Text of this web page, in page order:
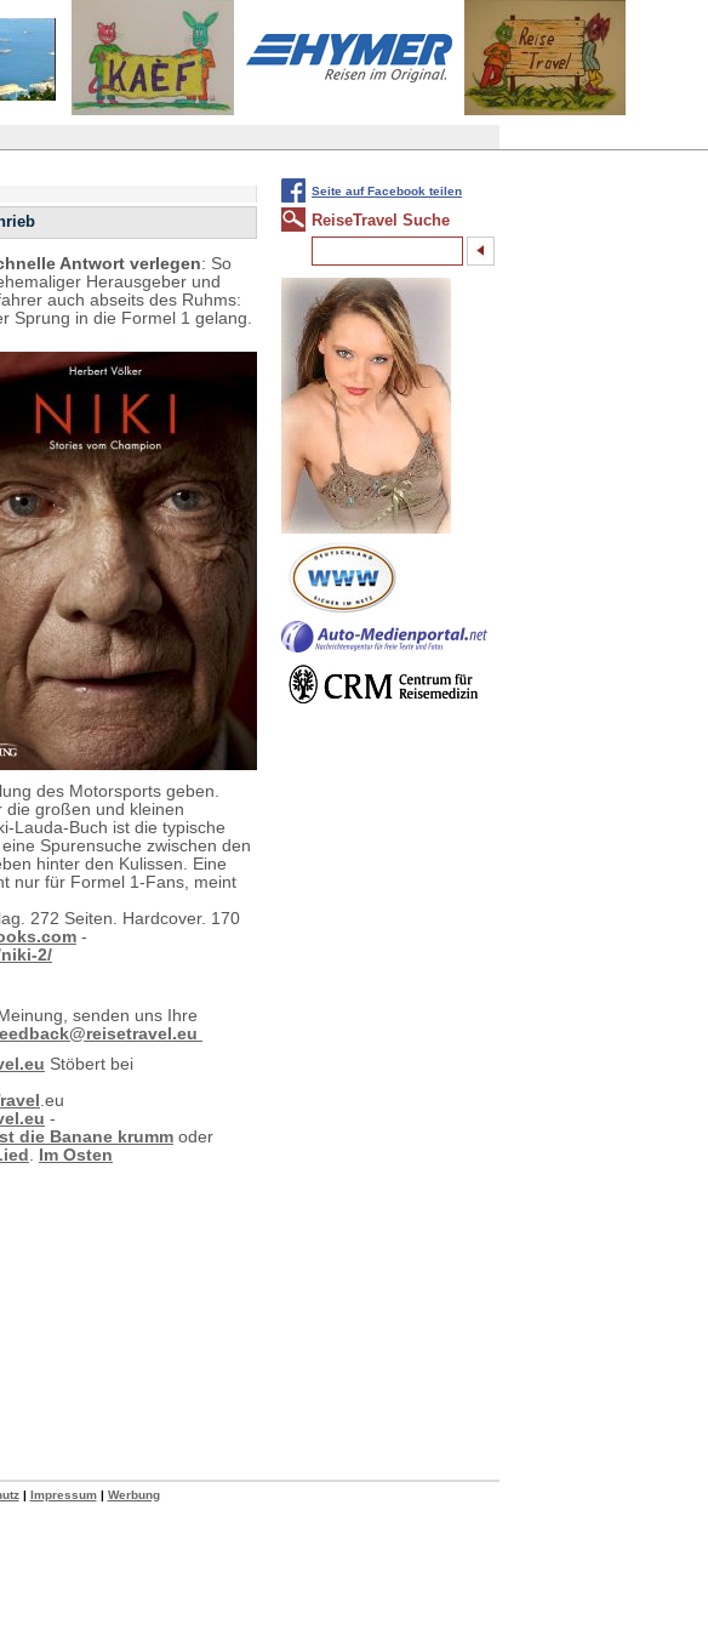
Antwort verlegen: So
Herausgeber und
auch abseits des Ruhms:
Sprung in die Formel 1 gelang.
des Motorsports geben.
die großen und kleinen
Lauda-Buch ist die typische
Spurensuche zwischen den
hinter den Kulissen. Eine
nur für Formel 1-Fans, meint
272 Seiten. Hardcover. 170
-
2/
senden uns Ihre
Stöbert bei
.eu
-
die Banane krumm oder
Im Osten
Seite auf Facebook teilen
ReiseTravel Suche
| Impressum| Werbung